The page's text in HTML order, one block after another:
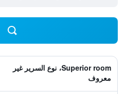
Superior room، نوع السرير غير
معروف